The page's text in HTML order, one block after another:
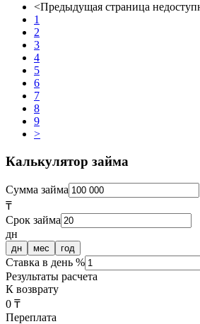
<Предыдущая страница
1
2
3
4
5
6
7
8
9
>
Калькулятор займа
Сумма займа
₸
Срок займа
дн
дн мес год
Ставка в день %
Результаты расчета
К возврату
0 ₸
Переплата